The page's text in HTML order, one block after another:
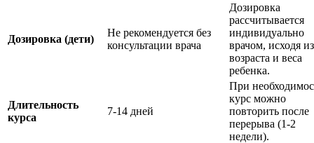
Дозировка (дети)
Не рекомендуется без
консультации врача
Дозировка
рассчитывается
индивидуально
врачом, исходя из
возраста и веса
ребенка.
Длительность
курса
7-14 дней
При
курс можно
повторить после
перерыва (1-2
недели).